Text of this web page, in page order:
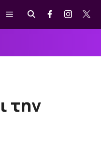
Μενού
την